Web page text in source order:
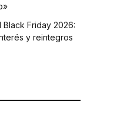
Friday 2026:
y reintegros